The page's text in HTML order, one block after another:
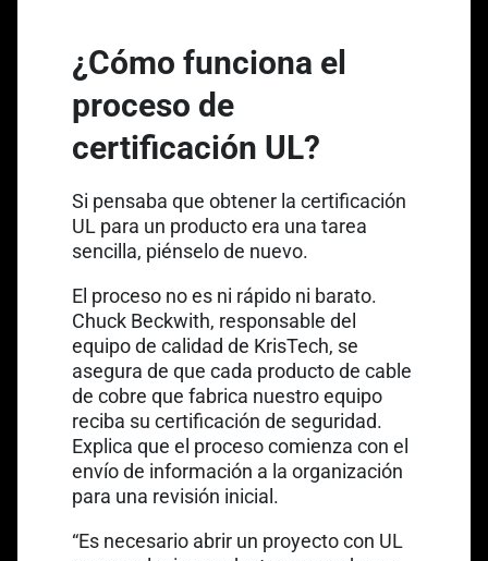
¿Cómo funciona el
proceso de
certificación UL?
Si pensaba que obtener la certificación
UL para un producto era una tarea
sencilla, piénselo de nuevo.
El proceso no es ni rápido ni barato.
Chuck Beckwith, responsable del
equipo de calidad de KrisTech, se
asegura de que cada producto de cable
de cobre que fabrica nuestro equipo
reciba su certificación de seguridad.
Explica que el proceso comienza con el
envío de información a la organización
para una revisión inicial.
“Es necesario abrir un proyecto con UL